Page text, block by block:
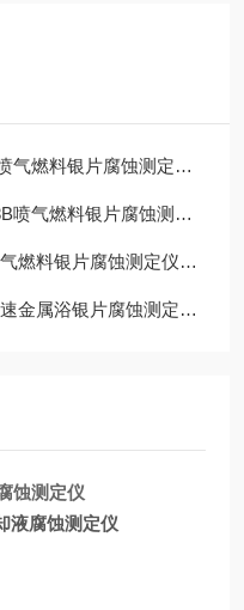
定器操作技巧，提升数据精准度
测定器低成本仪器应用解决方案
测定仪低成本仪器应用解决方案
测定器低成本仪器应用解决方案
液腐蚀测定仪